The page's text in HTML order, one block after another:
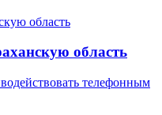
область